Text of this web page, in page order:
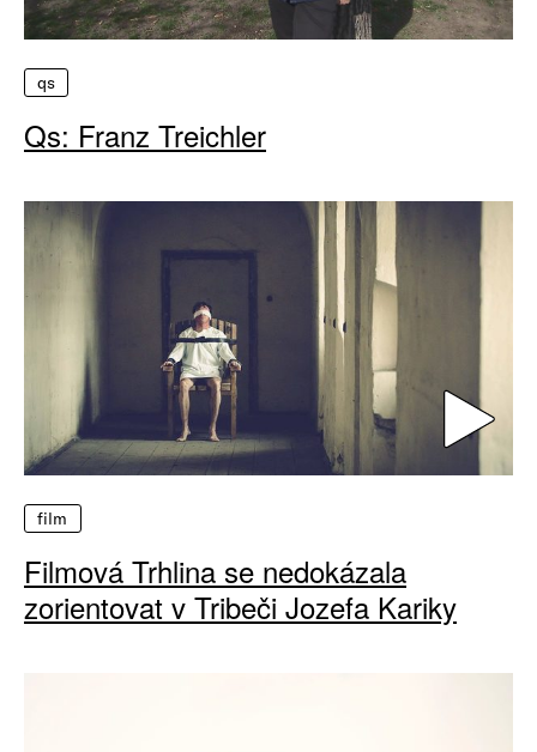
qs
Qs: Franz Treichler
film
Filmová Trhlina se nedokázala
zorientovat v Tribeči Jozefa Kariky